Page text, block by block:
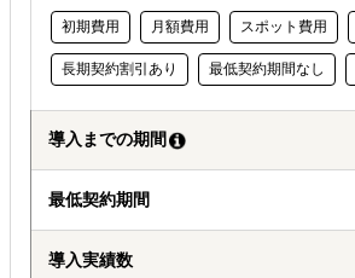
初期費用 月額費用 スポット費用
長期契約割引あり 最低契約期間なし
導入までの期間
最低契約期間
導入実績数